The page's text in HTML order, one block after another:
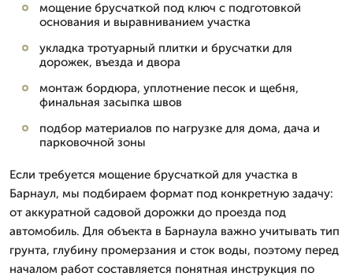
мощение брусчаткой под ключ с подготовкой
основания и выравниванием участка
укладка тротуарный плитки и брусчатки для
дорожек, въезда и двора
монтаж бордюра, уплотнение песок и щебня,
финальная засыпка швов
подбор материалов по нагрузке для дома, дача и
парковочной зоны
Если требуется мощение брусчаткой для участка в
Барнаул, мы подбираем формат под конкретную задачу:
от аккуратной садовой дорожки до проезда под
автомобиль. Для объекта в Барнаула важно учитывать тип
грунта, глубину промерзания и сток воды, поэтому перед
началом работ составляется понятная инструкция по